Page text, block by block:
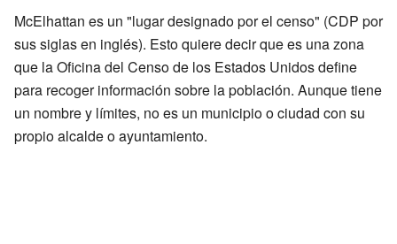
McElhattan es un "lugar designado por el censo" (CDP por
sus siglas en inglés). Esto quiere decir que es una zona
que la Oficina del Censo de los Estados Unidos define
para recoger información sobre la población. Aunque tiene
un nombre y límites, no es un municipio o ciudad con su
propio alcalde o ayuntamiento.